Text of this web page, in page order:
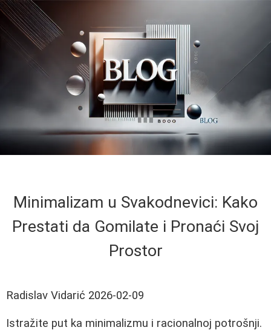
Minimalizam u Svakodnevici: Kako
Prestati da Gomilate i Pronaći Svoj
Prostor
Radislav Vidarić 2026-02-09
Istražite put ka minimalizmu i racionalnoj potrošnji.